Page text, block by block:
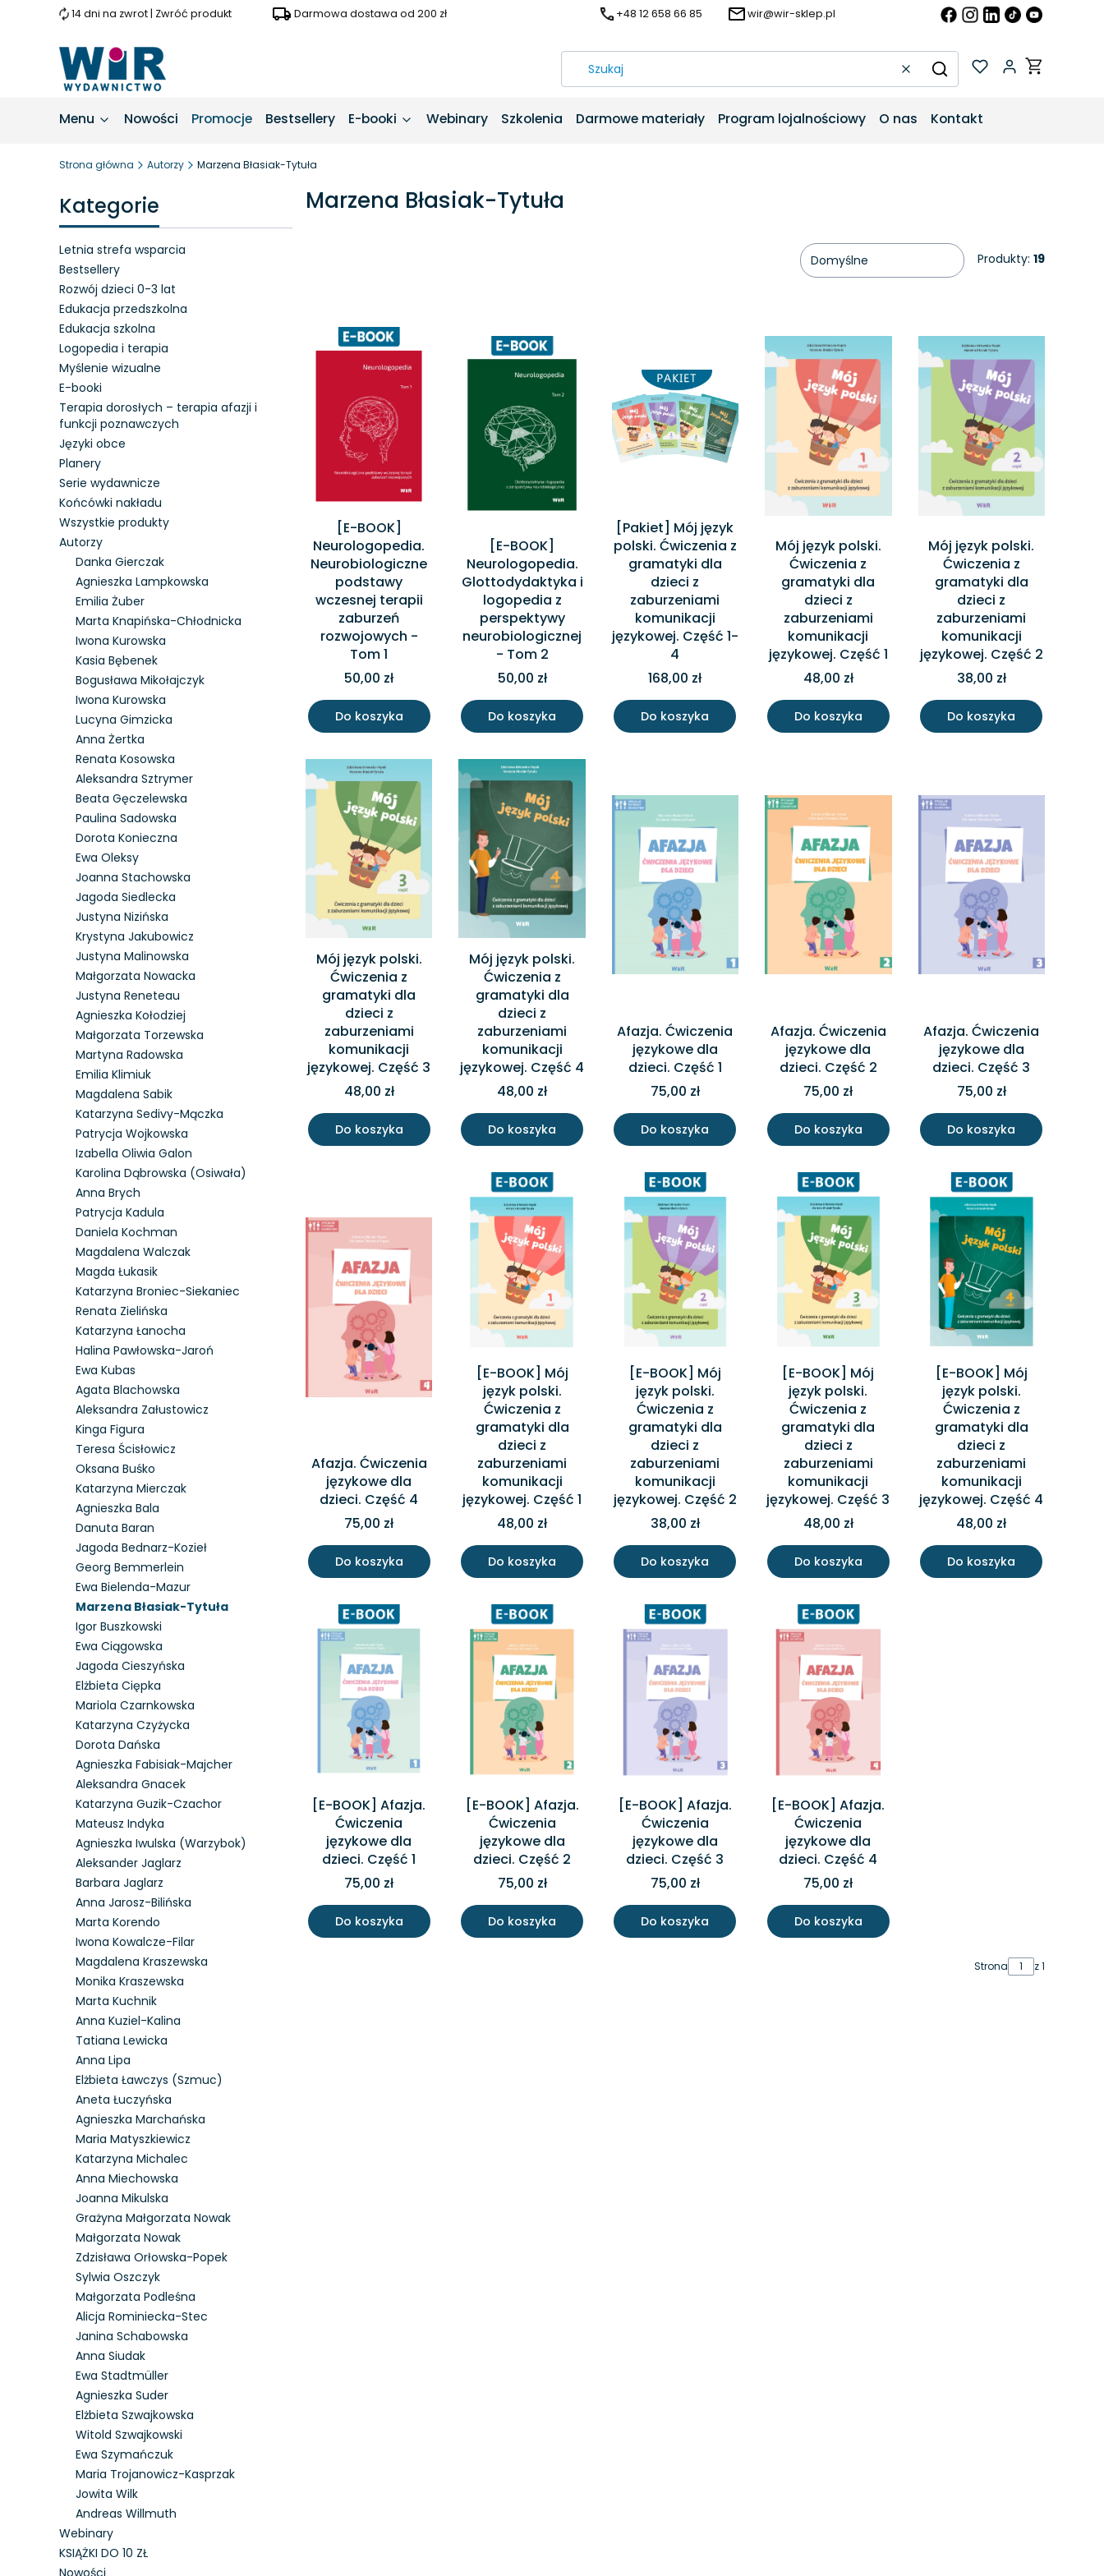
14 dni na zwrot | Zwróć produkt Darmowa dostawa od 200 zł +48 12 658 66 85 wir@wir-sklep.pl
WyczyśćSzukaj
Produkty w
Menu Nowości Promocje Bestsellery E-booki Webinary Szkolenia Darmowe materiały Program lojalnościowy O nas Kontakt
Strona główna Autorzy Marzena Błasiak-Tytuła
Kategorie
Letnia strefa wsparcia
Bestsellery
Rozwój dzieci 0-3 lat
Edukacja przedszkolna
Edukacja szkolna
Logopedia i terapia
Myślenie wizualne
E-booki
Terapia dorosłych – terapia afazji i
funkcji poznawczych
Języki obce
Planery
Serie wydawnicze
Końcówki nakładu
Wszystkie produkty
Autorzy
Danka Gierczak
Agnieszka Lampkowska
Emilia Żuber
Marta Knapińska-Chłodnicka
Iwona Kurowska
Kasia Bębenek
Bogusława Mikołajczyk
Iwona Kurowska
Lucyna Gimzicka
Anna Żertka
Renata Kosowska
Aleksandra Sztrymer
Beata Gęczelewska
Paulina Sadowska
Dorota Konieczna
Ewa Oleksy
Joanna Stachowska
Jagoda Siedlecka
Justyna Nizińska
Krystyna Jakubowicz
Justyna Malinowska
Małgorzata Nowacka
Justyna Reneteau
Agnieszka Kołodziej
Małgorzata Torzewska
Martyna Radowska
Emilia Klimiuk
Magdalena Sabik
Katarzyna Sedivy-Mączka
Patrycja Wojkowska
Izabella Oliwia Galon
Karolina Dąbrowska (Osiwała)
Anna Brych
Patrycja Kadula
Daniela Kochman
Magdalena Walczak
Magda Łukasik
Katarzyna Broniec-Siekaniec
Renata Zielińska
Katarzyna Łanocha
Halina Pawłowska-Jaroń
Ewa Kubas
Agata Blachowska
Aleksandra Załustowicz
Kinga Figura
Teresa Ścisłowicz
Oksana Buśko
Katarzyna Mierczak
Agnieszka Bala
Danuta Baran
Jagoda Bednarz-Kozieł
Georg Bemmerlein
Ewa Bielenda-Mazur
Marzena Błasiak-Tytuła
Igor Buszkowski
Ewa Ciągowska
Jagoda Cieszyńska
Elżbieta Ciępka
Mariola Czarnkowska
Katarzyna Czyżycka
Dorota Dańska
Agnieszka Fabisiak-Majcher
Aleksandra Gnacek
Katarzyna Guzik-Czachor
Mateusz Indyka
Agnieszka Iwulska (Warzybok)
Aleksander Jaglarz
Barbara Jaglarz
Anna Jarosz-Bilińska
Marta Korendo
Iwona Kowalcze-Filar
Magdalena Kraszewska
Monika Kraszewska
Marta Kuchnik
Anna Kuziel-Kalina
Tatiana Lewicka
Anna Lipa
Elżbieta Ławczys (Szmuc)
Aneta Łuczyńska
Agnieszka Marchańska
Maria Matyszkiewicz
Katarzyna Michalec
Anna Miechowska
Joanna Mikulska
Grażyna Małgorzata Nowak
Małgorzata Nowak
Zdzisława Orłowska-Popek
Sylwia Oszczyk
Małgorzata Podleśna
Alicja Rominiecka-Stec
Janina Schabowska
Anna Siudak
Ewa Stadtmüller
Agnieszka Suder
Elżbieta Szwajkowska
Witold Szwajkowski
Ewa Szymańczuk
Maria Trojanowicz-Kasprzak
Jowita Wilk
Andreas Willmuth
Webinary
KSIĄŻKI DO 10 ZŁ
Nowości
Marzena Błasiak-Tytuła
Domyślne Produkty: 19
[E-BOOK]
Neurologopedia.
Neurobiologiczne
podstawy
wczesnej terapii
zaburzeń
rozwojowych -
Tom 1
50,00 zł
Do koszyka
[E-BOOK]
Neurologopedia.
Glottodydaktyka i
logopedia z
perspektywy
neurobiologicznej
- Tom 2
50,00 zł
Do koszyka
[Pakiet] Mój język
polski. Ćwiczenia z
gramatyki dla
dzieci z
zaburzeniami
komunikacji
językowej. Część 1-
4
168,00 zł
Do koszyka
Mój język polski.
Ćwiczenia z
gramatyki dla
dzieci z
zaburzeniami
komunikacji
językowej. Część 1
48,00 zł
Do koszyka
Mój język polski.
Ćwiczenia z
gramatyki dla
dzieci z
zaburzeniami
komunikacji
językowej. Część 2
38,00 zł
Do koszyka
Mój język polski.
Ćwiczenia z
gramatyki dla
dzieci z
zaburzeniami
komunikacji
językowej. Część 3
48,00 zł
Do koszyka
Mój język polski.
Ćwiczenia z
gramatyki dla
dzieci z
zaburzeniami
komunikacji
językowej. Część 4
48,00 zł
Do koszyka
Afazja. Ćwiczenia
językowe dla
dzieci. Część 1
75,00 zł
Do koszyka
Afazja. Ćwiczenia
językowe dla
dzieci. Część 2
75,00 zł
Do koszyka
Afazja. Ćwiczenia
językowe dla
dzieci. Część 3
75,00 zł
Do koszyka
Afazja. Ćwiczenia
językowe dla
dzieci. Część 4
75,00 zł
Do koszyka
[E-BOOK] Mój
język polski.
Ćwiczenia z
gramatyki dla
dzieci z
zaburzeniami
komunikacji
językowej. Część 1
48,00 zł
Do koszyka
[E-BOOK] Mój
język polski.
Ćwiczenia z
gramatyki dla
dzieci z
zaburzeniami
komunikacji
językowej. Część 2
38,00 zł
Do koszyka
[E-BOOK] Mój
język polski.
Ćwiczenia z
gramatyki dla
dzieci z
zaburzeniami
komunikacji
językowej. Część 3
48,00 zł
Do koszyka
[E-BOOK] Mój
język polski.
Ćwiczenia z
gramatyki dla
dzieci z
zaburzeniami
komunikacji
językowej. Część 4
48,00 zł
Do koszyka
[E-BOOK] Afazja.
Ćwiczenia
językowe dla
dzieci. Część 1
75,00 zł
Do koszyka
[E-BOOK] Afazja.
Ćwiczenia
językowe dla
dzieci. Część 2
75,00 zł
Do koszyka
[E-BOOK] Afazja.
Ćwiczenia
językowe dla
dzieci. Część 3
75,00 zł
Do koszyka
[E-BOOK] Afazja.
Ćwiczenia
językowe dla
dzieci. Część 4
75,00 zł
Do koszyka
Strona z 1